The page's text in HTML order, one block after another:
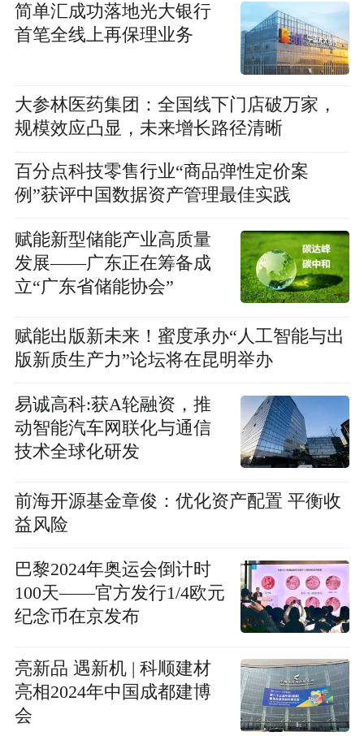
简单汇成功落地光大银行
首笔全线上再保理业务
大参林医药集团：全国线下门店破万家，
规模效应凸显，未来增长路径清晰
百分点科技零售行业“商品弹性定价案
例”获评中国数据资产管理最佳实践
赋能新型储能产业高质量
发展——广东正在筹备成
立“广东省储能协会”
赋能出版新未来！蜜度承办“人工智能与出
版新质生产力”论坛将在昆明举办
易诚高科:获A轮融资，推
动智能汽车网联化与通信
技术全球化研发
前海开源基金章俊：优化资产配置 平衡收
益风险
巴黎2024年奥运会倒计时
100天——官方发行1/4欧元
纪念币在京发布
亮新品 遇新机 | 科顺建材
亮相2024年中国成都建博
会